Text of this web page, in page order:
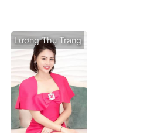
Lương Thu Trang